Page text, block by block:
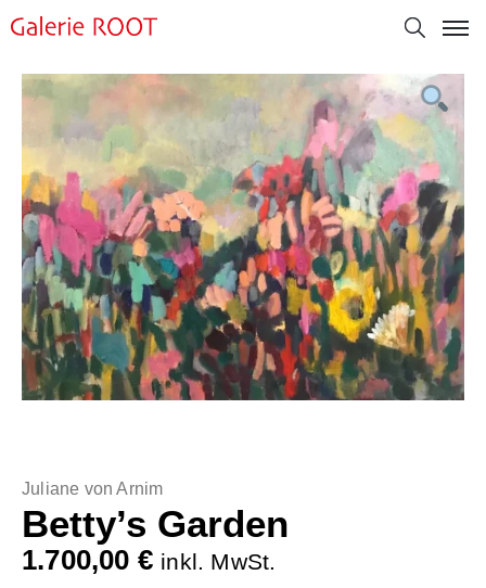
Juliane von Arnim
Betty’s Garden
1.700,00 € inkl. MwSt.